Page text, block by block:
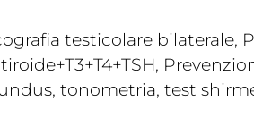
testicolare bilaterale,
tonometria, test